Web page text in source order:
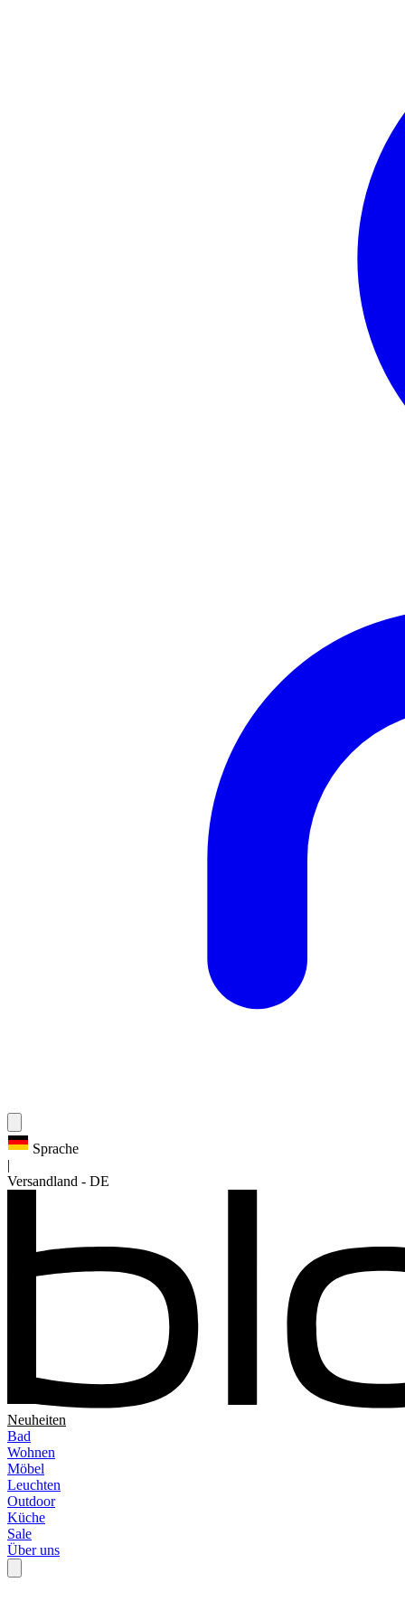
Sprache
Versandland - DE
Neuheiten
Bad
Wohnen
Möbel
Leuchten
Outdoor
Küche
Sale
Über uns